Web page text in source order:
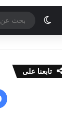
الوضع المظلم
تابعنا على